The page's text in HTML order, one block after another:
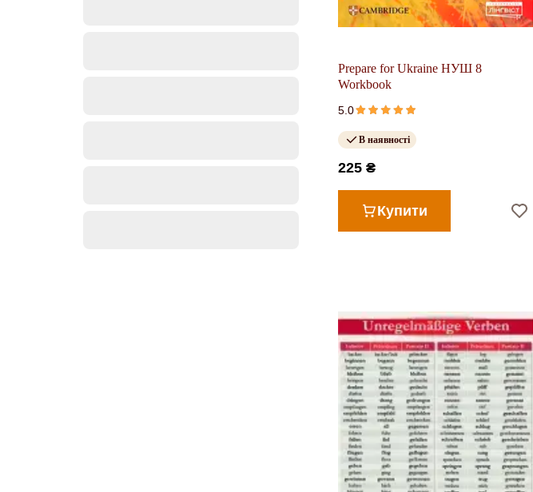
Prepare for Ukraine НУШ 8
Workbook
5.0
В наявності
225 ₴
Купити